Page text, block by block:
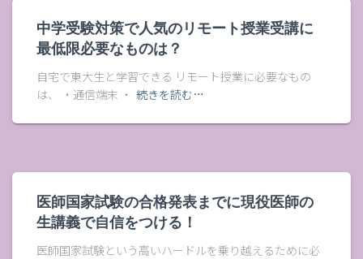
中学受験対策で人気のリモート授業受講に
最低限必要なものは？
自宅で東大生と学習できる リモート授業に必要なもの
は、 ・通信端末 ・ 続きを読む…
医師国家試験の合格発表までに現役医師の
生講義で自信をつける！
医師国家試験という高いハードルを乗り越えるために必